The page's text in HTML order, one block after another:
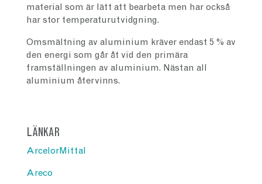
material som är lätt att bearbeta men har också
har stor temperaturutvidgning.
Omsmältning av aluminium kräver endast 5 % av
den energi som går åt vid den primära
framställningen av aluminium. Nästan all
aluminium återvinns.
LÄNKAR
ArcelorMittal
Areco